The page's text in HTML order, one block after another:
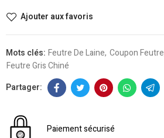
Ajouter aux favoris
Mots clés: Feutre De Laine Coupon Feutre
Feutre Gris Chiné
Paiement sécurisé